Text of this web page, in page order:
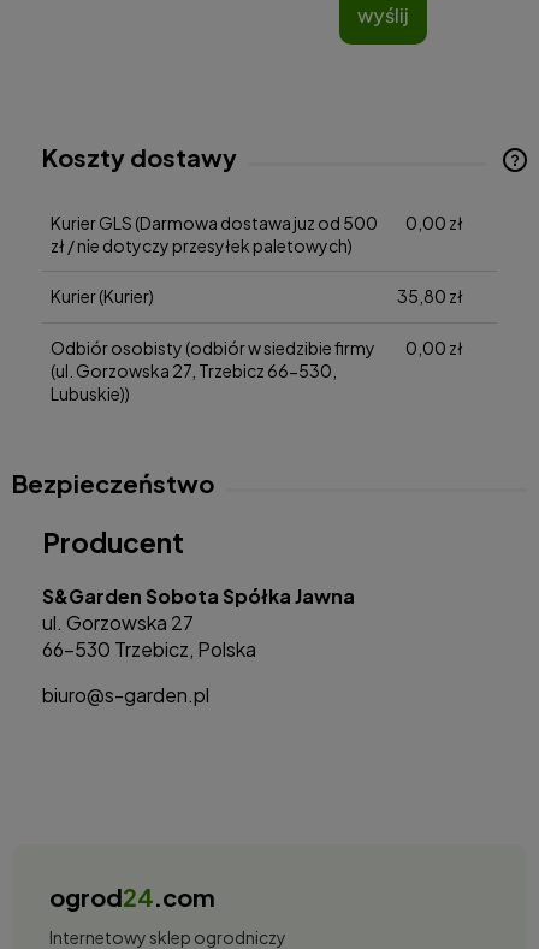
wyślij
Koszty dostawy
Cena nie zawiera ewentualnych kosztów płatności
Kurier GLS (Darmowa dostawa juz od 500
zł / nie dotyczy przesyłek paletowych)
0,00 zł
Kurier(Kurier) 35,80 zł
Odbiór osobisty (odbiór w siedzibie firmy
(ul. Gorzowska 27, Trzebicz 66-530,
Lubuskie))
0,00 zł
Bezpieczeństwo
Producent
S&Garden Sobota Spółka Jawna
ul. Gorzowska 27
66-530 Trzebicz, Polska
biuro@s-garden.pl
ogrod24.com
Internetowy sklep ogrodniczy